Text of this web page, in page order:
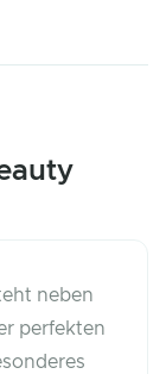
neben
perfekten